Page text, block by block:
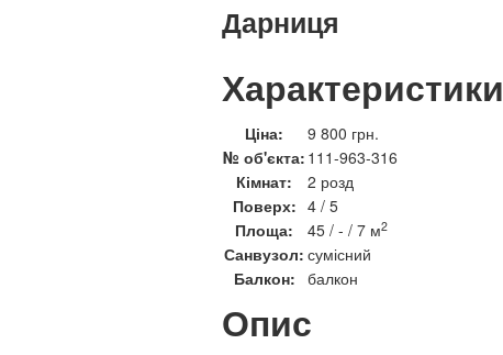
Дарниця
Характеристики
Ціна:
9 800 грн.
№ об'єкта: 111-963-316
Кімнат:
2 розд
Поверх: 4 / 5
Площа:
45 / - / 7 м2
Санвузол: сумісний
Балкон: балкон
Опис